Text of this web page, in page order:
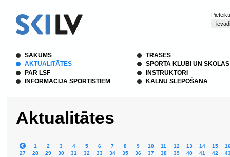
SĀKUMS
AKTUALITĀTES
PAR LSF
INFORMĀCIJA SPORTISTIEM
TRASES
SPORTA KLUBI UN SKOLAS
INSTRUKTORI
KALNU SLĒPOŠANA
Aktualitātes
1 2 3 4 5 6 7 8 9 10 11 12 13 14 15
27
28 29 30 31 32 33 34 35 36 37 38 39 40 41 42